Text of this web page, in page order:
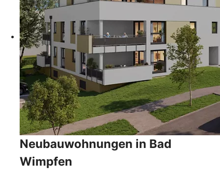
Neubauwohnungen in Bad
Wimpfen